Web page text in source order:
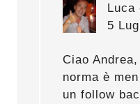
Luca
5
Ciao
norma è
un follow